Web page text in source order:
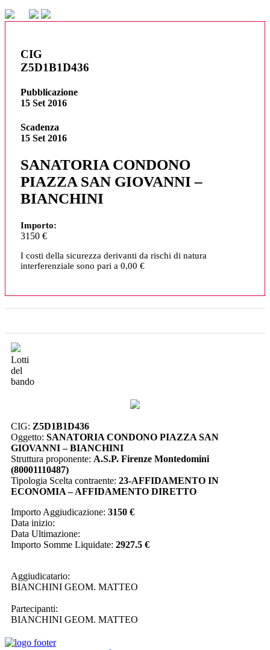
CIG
Z5D1B1D436
Pubblicazione
15 Set 2016
Scadenza
15 Set 2016
SANATORIA CONDONO
PIAZZA SAN GIOVANNI –
BIANCHINI
Importo:
3150 €
I costi della sicurezza derivanti da rischi di natura
interferenziale sono pari a 0,00 €
Lotti
del
bando
CIG: Z5D1B1D436
Oggetto: SANATORIA CONDONO PIAZZA SAN
GIOVANNI – BIANCHINI
Struttura proponente: A.S.P. Firenze Montedomini
(80001110487)
Tipologia Scelta contraente: 23-AFFIDAMENTO IN
ECONOMIA – AFFIDAMENTO DIRETTO
Importo Aggiudicazione: 3150 €
Data inizio:
Data Ultimazione:
Importo Somme Liquidate: 2927.5 €
Aggiudicatario:
BIANCHINI GEOM. MATTEO
Partecipanti:
BIANCHINI GEOM. MATTEO